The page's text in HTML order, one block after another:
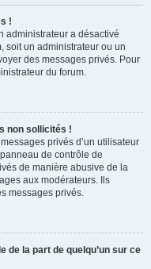
!
administrateur a désactivé
soit un administrateur ou un
des messages privés. Pour
du forum.
non sollicités !
privés d’un utilisateur
de contrôle de
de manière abusive de la
aux modérateurs. Ils
messages privés.
de la part de quelqu’un sur ce